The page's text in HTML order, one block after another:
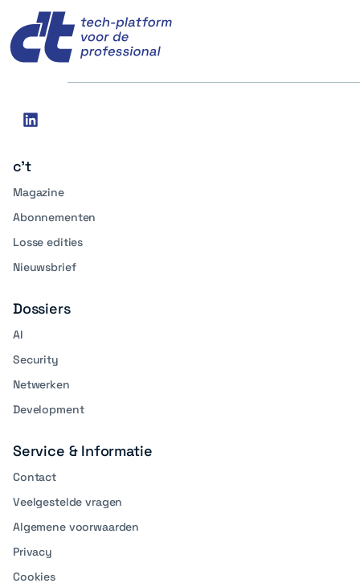
Social
linkedin
c't
Magazine
Abonnementen
Losse edities
Nieuwsbrief
Dossiers
AI
Security
Netwerken
Development
Service & Informatie
Contact
Veelgestelde vragen
Algemene voorwaarden
Privacy
Cookies